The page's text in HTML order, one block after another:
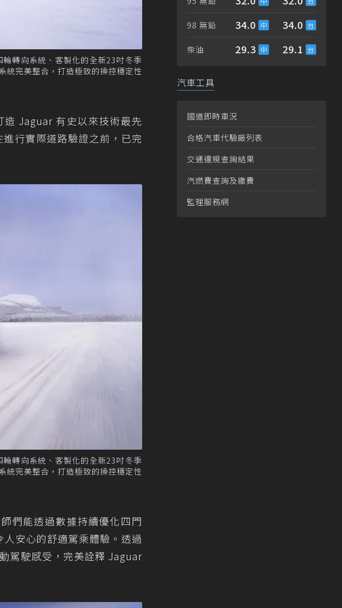
轉向系統、客製化的全新23吋冬季
統完美整合，打造極致的操控穩定性
造 Jaguar 有史以來技術最先
行實際道路驗證之前，已完
轉向系統、客製化的全新23吋冬季
統完美整合，打造極致的操控穩定性
們能透過數據持續優化四門
安心的舒適駕乘體驗。透過
駕駛感受，完美詮釋 Jaguar
98 無鉛 34.0 34.0
柴油 29.3 29.1
汽車工具
國道即時車況
合格汽車代驗廠列表
交通違規查詢結果
汽燃費查詢及繳費
監理服務網